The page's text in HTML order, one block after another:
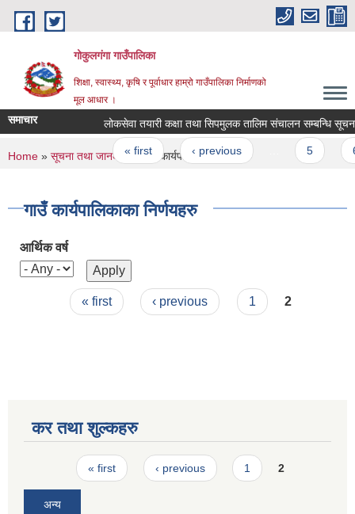
Skip to main content
गोकुलगंगा गाउँपालिका
शिक्षा, स्वास्थ्य, कृषि र पूर्वाधार हाम्रो गाउँपालिका निर्माणको
मूल आधार ।
समाचार लोकसेवा तयारी कक्षा तथा सिपमुलक तालिम संचालन सम्बन्धि सूचना
Pages
« first ‹ previous
You are here
Home » सूचना तथा जानकारी » गाउँ कार्यपालिकाका निर्णयहरु
गाउँ कार्यपालिकाका निर्णयहरु
आर्थिक वर्ष
Pages« first ‹ previous 1 2
कर तथा शुल्कहरु
Pages« first ‹ previous 1 2
अन्य